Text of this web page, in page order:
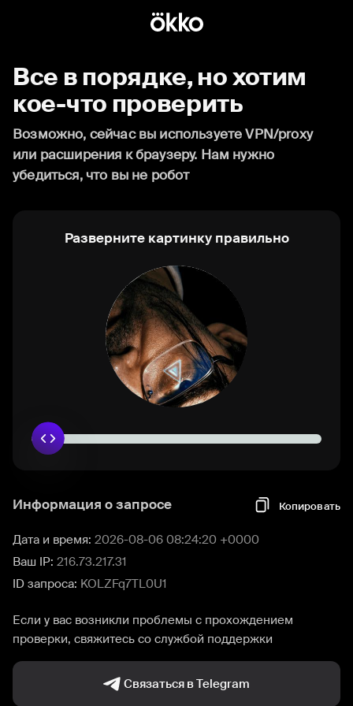
Все в порядке, но хотим
кое-что проверить
Возможно, сейчас вы используете VPN/proxy
или расширения к браузеру. Нам нужно
убедиться, что вы не робот
Разверните картинку правильно
Информация о запросе Копировать
Дата и время: 2026-08-06 08:24:20 +0000
Ваш IP: 216.73.217.31
ID запроса: KOLZFq7TL0U1
Если у вас возникли проблемы с прохождением
проверки, свяжитесь со службой поддержки
Связаться в Telegram